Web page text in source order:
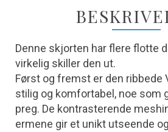
Denne skjorten har flere flotte
virkelig skiller den ut.
Først og fremst er den ribbede
stilig og komfortabel, noe som
preg. De kontrasterende
ermene gir et unikt utseende